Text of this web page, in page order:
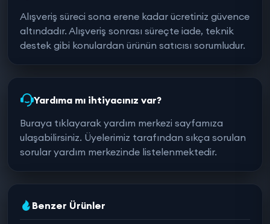
Alışveriş süreci sona erene kadar ücretiniz güvence
altındadır. Alışveriş sonrası süreçte iade, teknik
destek gibi konulardan ürünün satıcısı sorumludur.
Yardıma mı ihtiyacınız var?
Buraya tıklayarak yardım merkezi sayfamıza
ulaşabilirsiniz. Üyelerimiz tarafından sıkça sorulan
sorular yardım merkezinde listelenmektedir.
Benzer Ürünler